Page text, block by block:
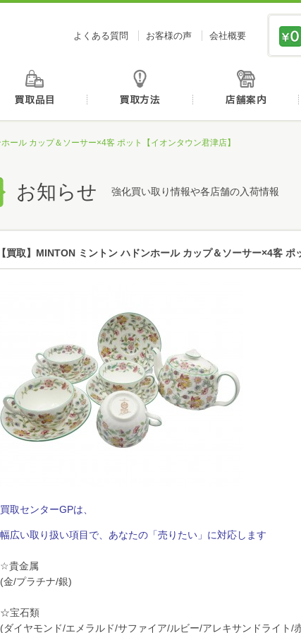
価値あるものを、価値ある価格で買取センタージーピ
よくある質問 お客様の声 会社概要
初めての方へ 買取品目 買取方法
ール カップ＆ソーサー×4客 ポット【イオンタウン君津店】
お知らせ 強化買い取り情報や各店舗の入荷情報
【買取】MINTON ミントン ハドンホール カップ＆ソーサー×4客 ポ
買取センターGPは、
幅広い取り扱い項目で、あなたの「売りたい」に対応します
☆貴金属
(金/プラチナ/銀)
☆宝石類
(ダイヤモンド/エメラルド/サファイア/ルビー/アレキサンドライト/